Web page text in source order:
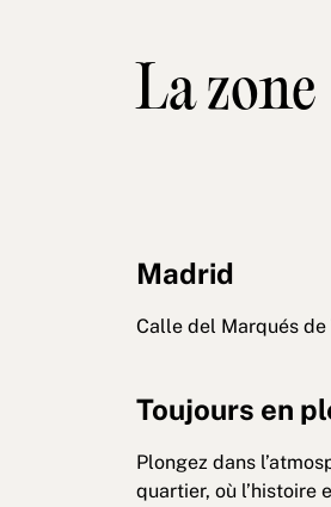
La zone
Madrid
Calle del Marqués de
Toujours en
Plongez dans
quartier, où l’histoire